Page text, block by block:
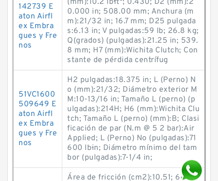
142739 E
aton Airfl
ex Embra
gues y Fre
nos
(mm):10.2 lb·ft²; 0.430; D2 (mm):2
0.000 in; 508.00 mm; Anchura (m
m):21/32 in; 16.7 mm; D25 pulgada
s:6.13 in; V pulgadas:59 lb; 26.8 kg;
Q(grados) (pulgadas):21.25 in; 539.
8 mm; H7 (mm):Wichita Clutch; Con
stante de pérdida centrífug
51VC1600
509649 E
aton Airfl
ex Embra
gues y Fre
nos
H2 pulgadas:18.375 in; L (Perno) N
o (mm):21/32; Diámetro exterior M
M:10-13/16 in; Tamaño L (perno) (p
ulgadas):214H; H6 (mm):Wichita Clu
tch; Tamaño L (perno) (mm):B; Clasi
ficación de par (N.m @ 5 2 bar):Air
Applied; L (Perno) No (pulgadas):71
600 lb·in; Diámetro mínimo del tam
bor (pulgadas):7-1/4 in;
Área de fricción (cm2):10.51; 640;